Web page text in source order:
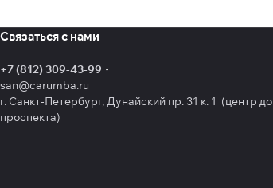
Связаться с нами
+7 (812) 309-43-99
san@carumba.ru
г. Санкт-Петербург, Дунайский пр. 31 к. 1 (центр
проспекта)